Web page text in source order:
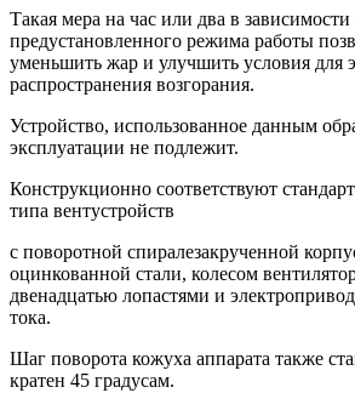
Такая мера на час или два в зависимости
предустановленного режима работы
уменьшить жар и улучшить условия для
распространения возгорания.
Устройство, использованное данным
эксплуатации не подлежит.
Конструкционно соответствуют
типа вентустройств
с поворотной спиралезакрученной
оцинкованной стали, колесом
двенадцатью лопастями и
тока.
Шаг поворота кожуха аппарата также
кратен 45 градусам.